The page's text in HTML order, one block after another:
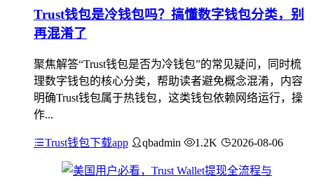
Trust钱包是冷钱包吗？搞懂数字钱包分类，别
再混淆了
聚焦解答“Trust钱包是否为冷钱包”的常见疑问，同时梳
理数字钱包的核心分类，帮助读者避免概念混淆，内容
明确Trust钱包属于热钱包，这类钱包依赖网络运行，操
作...
Trust钱包下载app qbadmin 1.2K 2026-08-06